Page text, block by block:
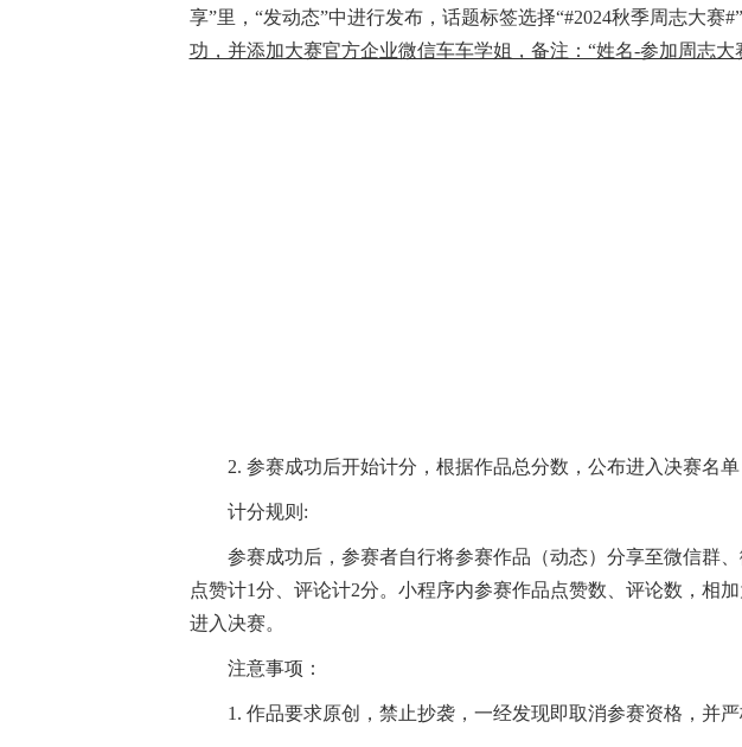
享”里，“发动态”中进行发布，话题标签选择“#2024秋季周志大赛
功，并添加大赛官方企业微信车车学姐，备注：“姓名-参加周志大
2. 参赛成功后开始计分，根据作品总分数，公布进入决赛名
计分规则 :
参赛成功后，参赛者自行将参赛作品（动态）分享至微信群
点赞计1分、评论计2分。小程序内参赛作品点赞数、评论数，相加
进入决赛。
注意事项：
1. 作品要求原创，禁止抄袭，一经发现即取消参赛资格，并